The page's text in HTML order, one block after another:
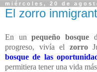
miércoles, 20 de
El zorro
En un pequeño bosque
progreso, vivía el zorro
bosque de las
permitiera tener una vida